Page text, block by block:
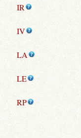
IR
IV
LA
LE
RP